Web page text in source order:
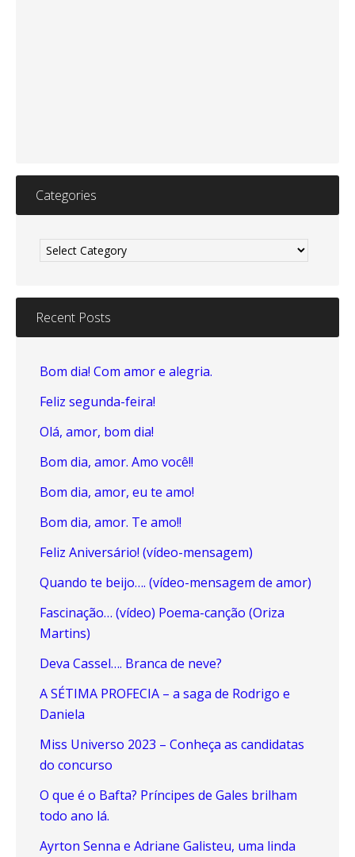
Categories
Recent Posts
Bom dia! Com amor e alegria.
Feliz segunda-feira!
Olá, amor, bom dia!
Bom dia, amor. Amo você!!
Bom dia, amor, eu te amo!
Bom dia, amor. Te amo!!
Feliz Aniversário! (vídeo-mensagem)
Quando te beijo…. (vídeo-mensagem de amor)
Fascinação… (vídeo) Poema-canção (Oriza
Martins)
Deva Cassel…. Branca de neve?
A SÉTIMA PROFECIA – a saga de Rodrigo e
Daniela
Miss Universo 2023 – Conheça as candidatas
do concurso
O que é o Bafta? Príncipes de Gales brilham
todo ano lá.
Ayrton Senna e Adriane Galisteu, uma linda